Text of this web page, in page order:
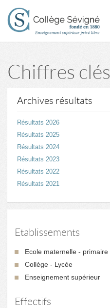
Chiffres clés
Archives résultats
Résultats 2026
Résultats 2025
Résultats 2024
Résultats 2023
Résultats 2022
Résultats 2021
Etablissements
Ecole maternelle - primaire
Collège - Lycée
Enseignement supérieur
Effectifs